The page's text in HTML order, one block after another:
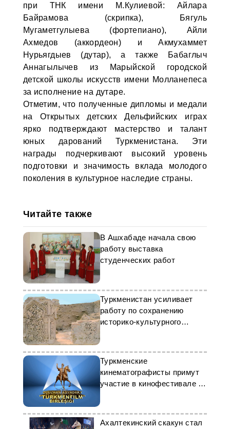
при ТНК имени М.Кулиевой: Айлара
Байрамова (скрипка), Бягуль
Мугаметгулыева (фортепиано), Айли
Ахмедов (аккордеон) и Акмухаммет
Нурьягдыев (дутар), а также Бабаглыч
Аннагылычев из Марыйской городской
детской школы искусств имени Молланепеса
за исполнение на дутаре.
Отметим, что полученные дипломы и медали
на Открытых детских Дельфийских играх
ярко подтверждают мастерство и талант
юных дарований Туркменистана. Эти
награды подчеркивают высокий уровень
подготовки и значимость вклада молодого
поколения в культурное наследие страны.
Читайте также
В Ашхабаде начала свою
работу выставка
студенческих работ
Туркменистан усиливает
работу по сохранению
историко-культурного
наследия
Туркменские
кинематографисты примут
участие в кинофестивале в
Ахалтекинский скакун стал